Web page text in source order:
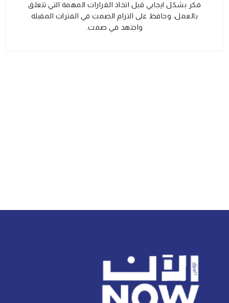
فكر بشكل ايجابي قبل اتخاذ القرارات المهمة التي تتعلق
بالعمل، وحافظ على التزام الصمت في الفترات المقبلة
واجتهد في صمت.